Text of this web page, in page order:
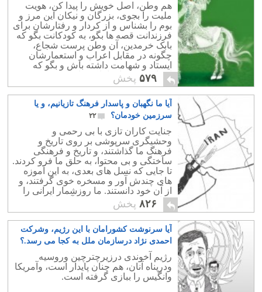
هم وطن، اصل خویش را پیدا کن، هویت
ملیت را بجوی، بزرگان و نیکان این مرز و
بوم را بشناس و از کردار و رفتارشان برای
فرزندانت قصه ها بگو، به کودکانت بگو که
بابک خرمدین، آن وطن پرست شجاع،
چگونه در مقابل اعراب و استعمارشان
ایستاد و شهامت داشته باش و بگو که
اعراب خونخوار با بابک ما چه کردند.
۵۷۹ پخش
آیا ما نگهبان و پاسدار فرهنگ تازیانیم، و یا
سرزمین خودمان؟
۲۲
جنایت کاران تازی با بی رحمی و
وحشیگری سرپوشی بر روی تاریخ و
فرهنگ ما گذاشتند، و تاریخ و فرهنگی
ساختگی و بی محتوا، به حلق ما فرو کردند.
تا جایی که نسل های بعدی، به این آموزه
های چندش آور و مسخره خوی گرفتند، و
از آن خود دانستند. ما روزشمار ایرانی را
فراموش نموده، و به جای آن سالنامه
عربی انتخاب کردیم.
۸۲۶ پخش
آیا سرنوشت کشورامان با این رژیم، وشرکت
احمدی نژاد درسازمان ملل به کجا می رسد.؟
رژیم آخوندی درزیرچترچین وروسیه
ودرپناه آنان، هم چنان پایدار است، وآمریکا
وانگیس را ببازی گرفته است.